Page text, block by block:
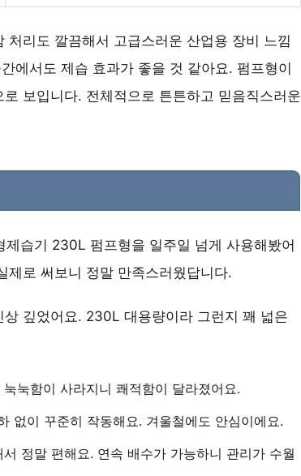
리도 깔끔해서 고급스러운 산업용 장비 느낌
에서도 제습 효과가 좋을 것 같아요. 펌프형이
보입니다. 전체적으로 튼튼하고 믿음직스러운
습기 230L 펌프형을 일주일 넘게 사용해봤어
제로 써보니 정말 만족스러웠답니다.
깊었어요. 230L 대용량이라 그런지 꽤 넓은
눅함이 사라지니 쾌적함이 달라졌어요.
없이 꾸준히 작동해요. 겨울철에도 안심이에요.
정말 편해요. 연속 배수가 가능하니 관리가 수월